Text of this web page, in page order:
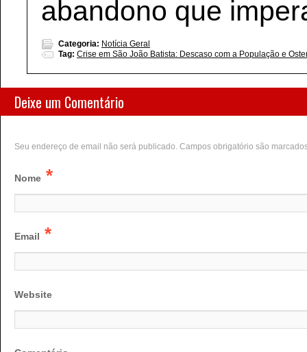
abandono que
Categoria: Notícia Geral
Tag: Crise em São João Batista: Descaso com a População e
Deixe um Comentário
Seu endereço de email não será publicado. Campos obrigatório são
Nome *
Email *
Website